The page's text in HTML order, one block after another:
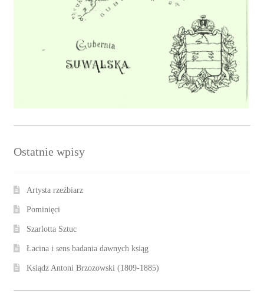
Ostatnie wpisy
Artysta rzeźbiarz
Pominięci
Szarlotta Sztuc
Łacina i sens badania dawnych ksiąg
Ksiądz Antoni Brzozowski (1809-1885)